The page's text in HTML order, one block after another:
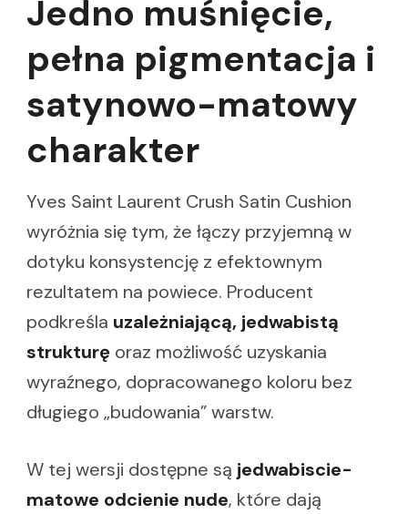
Jedno muśnięcie,
pełna pigmentacja i
satynowo-matowy
charakter
Yves Saint Laurent Crush Satin Cushion
wyróżnia się tym, że łączy przyjemną w
dotyku konsystencję z efektownym
rezultatem na powiece. Producent
podkreśla uzależniającą, jedwabistą
strukturę oraz możliwość uzyskania
wyraźnego, dopracowanego koloru bez
długiego „budowania” warstw.
W tej wersji dostępne są jedwabiscie-
matowe odcienie nude, które dają